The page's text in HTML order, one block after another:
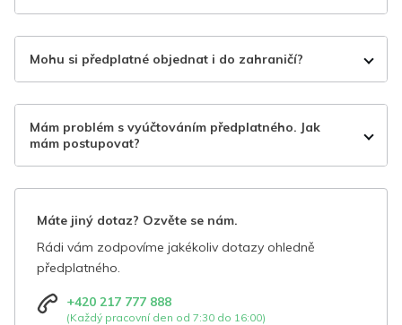
Mohu si předplatné objednat i do zahraničí?
Mám problém s vyúčtováním předplatného. Jak
mám postupovat?
Máte jiný dotaz? Ozvěte se nám.
Rádi vám zodpovíme jakékoliv dotazy ohledně
předplatného.
+420 217 777 888
(Každý pracovní den od 7:30 do 16:00)